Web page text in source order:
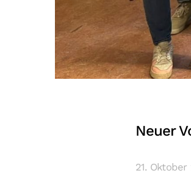
Neuer
21. Oktober